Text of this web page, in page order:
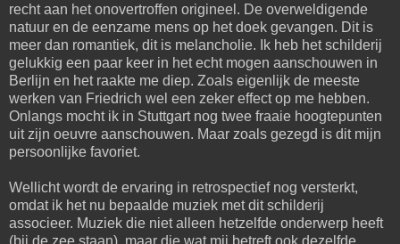
recht aan het onovertroffen origineel. De overweldigende
natuur en de eenzame mens op het doek gevangen. Dit is
meer dan romantiek, dit is melancholie. Ik heb het schilderij
gelukkig een paar keer in het echt mogen aanschouwen in
Berlijn en het raakte me diep. Zoals eigenlijk de meeste
werken van Friedrich wel een zeker effect op me hebben.
Onlangs mocht ik in Stuttgart nog twee fraaie hoogtepunten
uit zijn oeuvre aanschouwen. Maar zoals gezegd is dit mijn
persoonlijke favoriet.
Wellicht wordt de ervaring in retrospectief nog versterkt,
omdat ik het nu bepaalde muziek met dit schilderij
associeer. Muziek die niet alleen hetzelfde onderwerp heeft
(bij de zee staan), maar die wat mij betreft ook dezelfde